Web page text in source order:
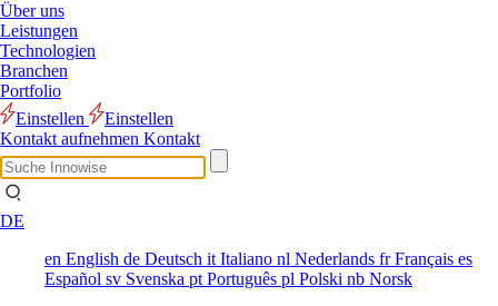
Über uns
Leistungen
Technologien
Branchen
Portfolio
Einstellen
Einstellen
Kontakt aufnehmen Kontakt
DE
en English de Deutsch it Italiano nl Nederlands frFrançais es
Español sv Svenska pt Português pl Polski nb Norsk